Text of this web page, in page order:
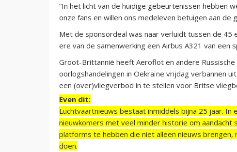
“In het licht van de huidige gebeurtenissen hebben
onze fans en willen ons medeleven betuigen aan de
Met de sponsordeal was naar verluidt tussen de
ere van de samenwerking een Airbus A321 van een
Groot-Brittannië heeft Aeroflot en andere
oorlogshandelingen in Oekraïne vrijdag verbannen
een (over)vliegverbod in te stellen voor Britse
Even dit:
Luchtvaartnieuws bestaat inmiddels bijna 25 jaar.
nieuwkomers met veel minder historie om
platforms te hebben die niet alleen nieuws
doen.